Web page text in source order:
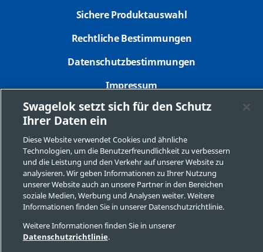
Sichere Produktauswahl
Rechtliche Bestimmungen
Datenschutzbestimmungen
Impressum
Seitenverzeichnis
Cookie-Präferenzen
Meine personenbezogenen Informationen nicht
verkaufen oder mit anderen teilen
Copyright 2026 Swagelok Company. Alle Rechte vorbehalten.
Swagelok setzt sich für den Schutz
Ihrer Daten ein
Diese Website verwendet Cookies und ähnliche
Technologien, um die Benutzerfreundlichkeit zu verbessern
und die Leistung und den Verkehr auf unserer Website zu
analysieren. Wir geben Informationen zu Ihrer Nutzung
unserer Website auch an unsere Partner in den Bereichen
soziale Medien, Werbung und Analysen weiter. Weitere
Informationen finden Sie in unserer Datenschutzrichtlinie.
Weitere Informationen finden Sie in unserer
Datenschutzrichtlinie.